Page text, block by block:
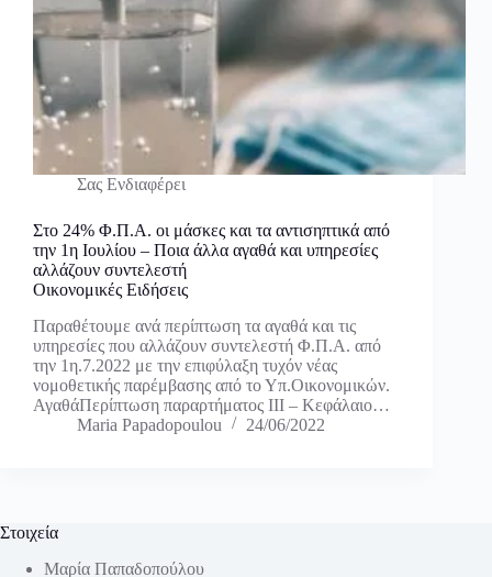
Σας Ενδιαφέρει
Στο 24% Φ.Π.Α. οι μάσκες και τα αντισηπτικά από
την 1η Ιουλίου – Ποια άλλα αγαθά και υπηρεσίες
αλλάζουν συντελεστή
Οικονομικές Ειδήσεις
Παραθέτουμε ανά περίπτωση τα αγαθά και τις
υπηρεσίες που αλλάζουν συντελεστή Φ.Π.Α. από
την 1η.7.2022 με την επιφύλαξη τυχόν νέας
νομοθετικής παρέμβασης από το Υπ.Οικονομικών.
ΑγαθάΠερίπτωση παραρτήματος ΙΙΙ – Κεφάλαιο…
Maria Papadopoulou
24/06/2022
Στοιχεία
Μαρία Παπαδοπούλου